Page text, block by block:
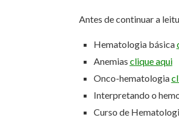
Antes de continuar a
Hematologia básica
Anemias clique aqui
Onco-hematologia
Interpretando o
Curso de